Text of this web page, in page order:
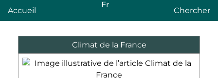
Accueil
Fr
Chercher
Climat de la France